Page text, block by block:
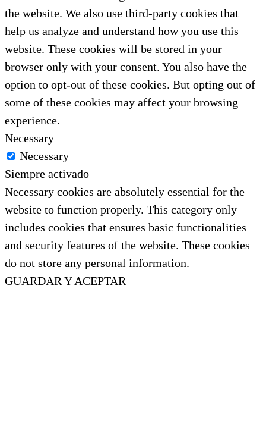
the website. We also use third-party cookies that
help us analyze and understand how you use this
website. These cookies will be stored in your
browser only with your consent. You also have the
option to opt-out of these cookies. But opting out of
some of these cookies may affect your browsing
experience.
Necessary
Necessary
Siempre activado
Necessary cookies are absolutely essential for the
website to function properly. This category only
includes cookies that ensures basic functionalities
and security features of the website. These cookies
do not store any personal information.
GUARDAR Y ACEPTAR